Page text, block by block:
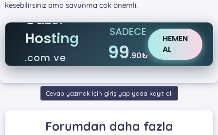
kesebilirsiniz ama savunma çok önemli.
Güzel
Hosting
.com ve
.net
SADECE
99.90₺
HEMEN
AL
Cevap yazmak için giriş yap yada kayıt ol.
Forumdan daha fazla